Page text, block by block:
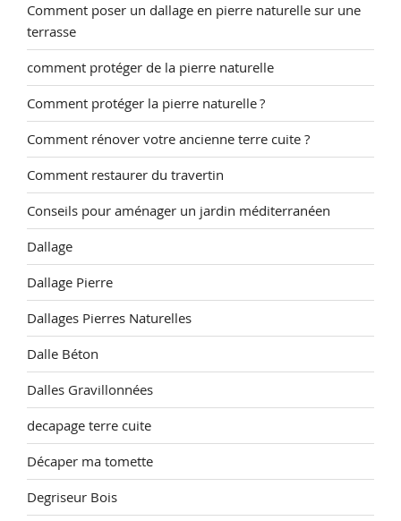
Comment poser un dallage en pierre naturelle sur une
terrasse
comment protéger de la pierre naturelle
Comment protéger la pierre naturelle ?
Comment rénover votre ancienne terre cuite ?
Comment restaurer du travertin
Conseils pour aménager un jardin méditerranéen
Dallage
Dallage Pierre
Dallages Pierres Naturelles
Dalle Béton
Dalles Gravillonnées
decapage terre cuite
Décaper ma tomette
Degriseur Bois